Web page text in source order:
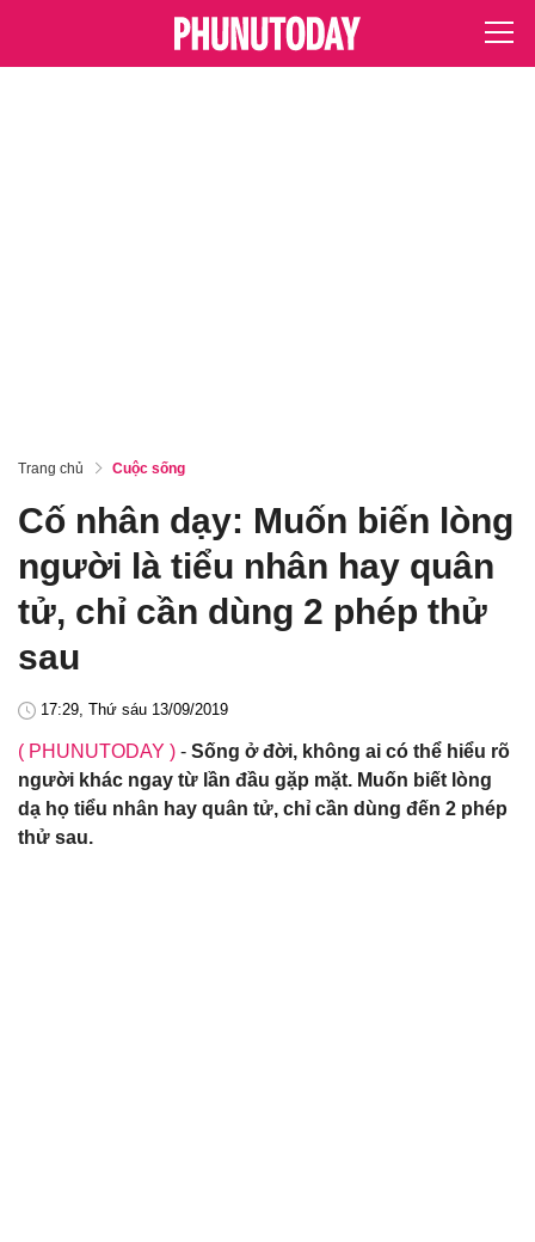
Trang chủ Cuộc sống
Cố nhân dạy: Muốn biến lòng
người là tiểu nhân hay quân
tử, chỉ cần dùng 2 phép thử
sau
17:29, Thứ sáu 13/09/2019
( PHUNUTODAY ) - Sống ở đời, không ai có thể hiểu rõ
người khác ngay từ lần đầu gặp mặt. Muốn biết lòng
dạ họ tiểu nhân hay quân tử, chỉ cần dùng đến 2 phép
thử sau.